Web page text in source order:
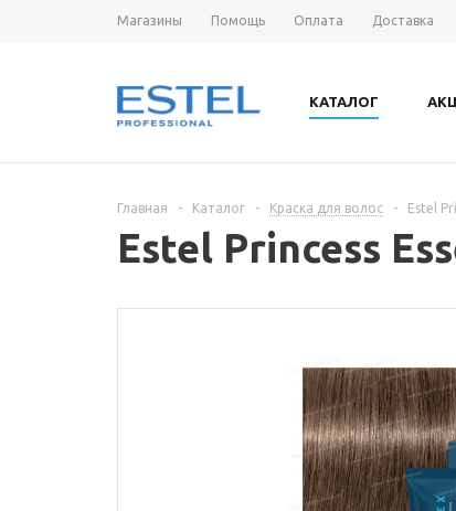
Магазины Помощь Оплата Доставка
КАТАЛОГ
Главная - Каталог - Краска для волос - Estel
Estel Princess